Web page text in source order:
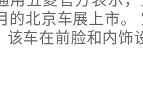
的北京车展上市。
该车在前脸和内饰